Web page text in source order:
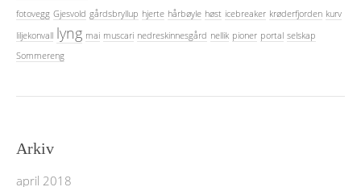
fotovegg Gjesvold gårdsbryllup hjerte hårbøyle høst icebreaker krøderfjorden kurv
liljekonvall lyng mai muscari nedreskinnesgård nellik pioner portal selskap
Sommereng
Arkiv
april 2018